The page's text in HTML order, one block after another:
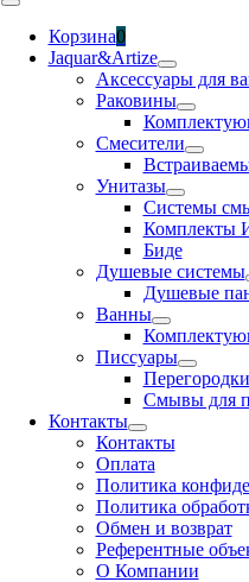
Toggle
NavigationКорзина0
Jaquar&Artize
Аксессуары для
Раковины
Смесители
Унитазы
Системы
Комплекты
Биде
Душевые системы
Душевые
Ванны
Писсуары
Смывы для
Контакты
Контакты
Оплата
Политика
Политика
Обмен и возврат
Референтные
О Компании